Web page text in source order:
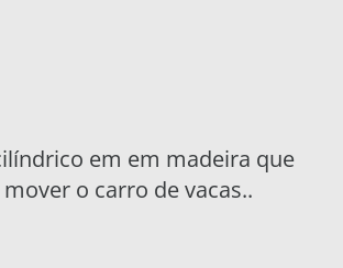
em em madeira que
o carro de vacas..